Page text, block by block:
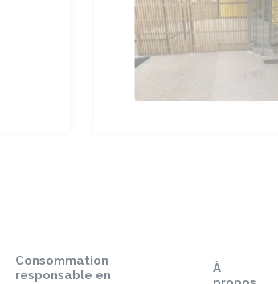
Consommation
responsable en
À